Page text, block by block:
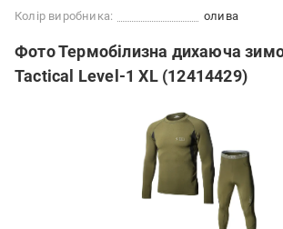
Колір виробника:
олива
Фото Термобілизна дихаюча
Tactical Level-1 XL (12414429)